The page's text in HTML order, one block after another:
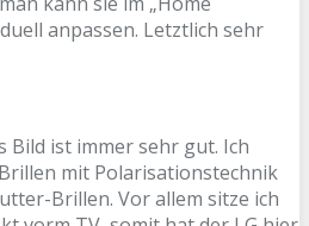
anpassen. Letztlich sehr
Bild ist immer sehr gut. Ich
mit Polarisationstechnik
Brillen. Vor allem sitze ich